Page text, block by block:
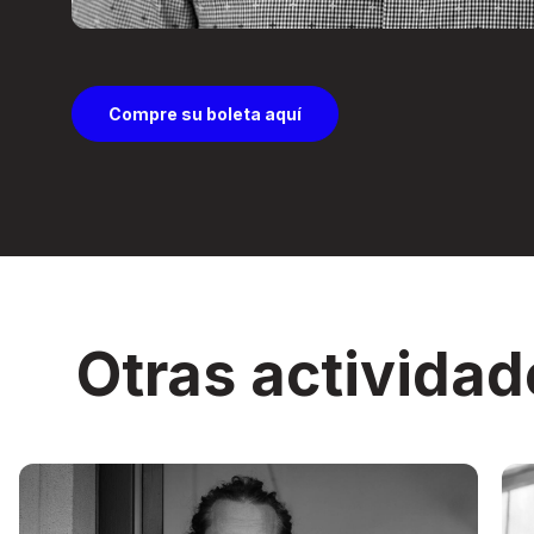
Compre su boleta aquí
Otras